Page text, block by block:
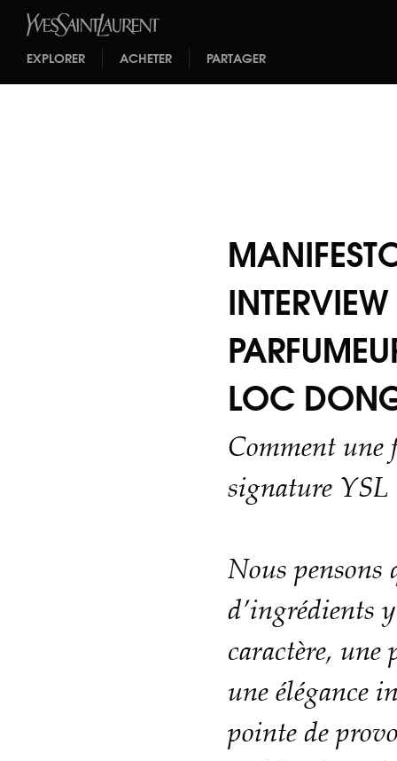
EXPLORER ACHETER PARTAGER
INTERVIEW
LOC
Comment une
signature YSL
Nous pensons
d’ingrédients
caractère, une
une élégance
pointe de